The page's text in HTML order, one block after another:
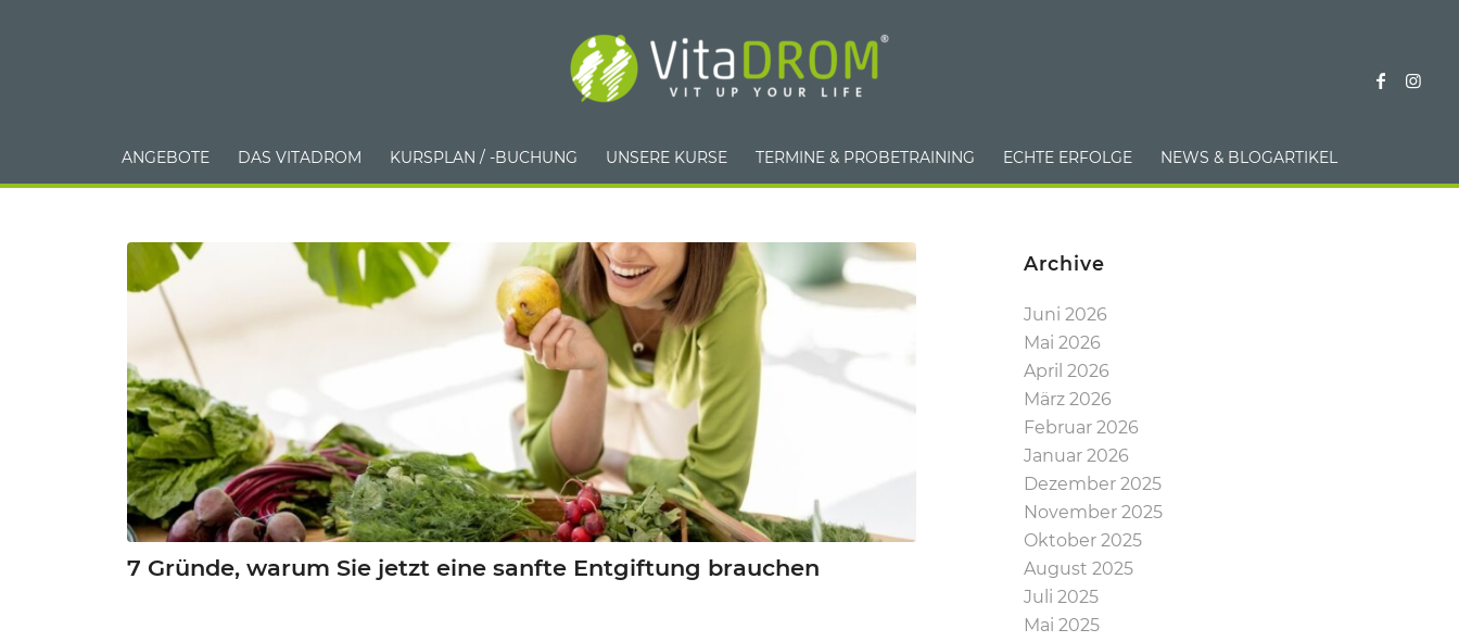
ANGEBOTE DAS VITADROM KURSPLAN / -BUCHUNG UNSERE KURSE TERMINE & PROBETRAINING ECHTE ERFOLGE NEWS & BLOGARTIKEL
7 Gründe, warum Sie jetzt eine sanfte Entgiftung brauchen
Archive
Juni 2026
Mai 2026
April 2026
März 2026
Februar 2026
Januar 2026
Dezember 2025
November 2025
Oktober 2025
August 2025
Juli 2025
Mai 2025